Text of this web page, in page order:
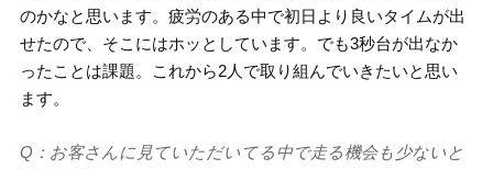
のかなと思います。疲労のある中で初日より良いタイムが出
せたので、そこにはホッとしています。でも3秒台が出なか
ったことは課題。これから2人で取り組んでいきたいと思い
ます。
Q：お客さんに見ていただいてる中で走る機会も少ないと